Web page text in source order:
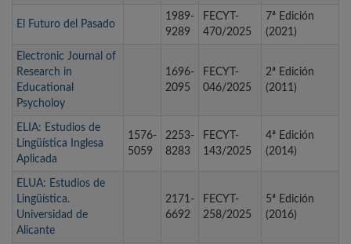
El Futuro del Pasado
1989-
9289
FECYT-
470/2025
7ª Edición
(2021)
Electronic Journal of
Research in
Educational
Psycholoy
1696-
2095
FECYT-
046/2025
2ª Edición
(2011)
ELIA: Estudios de
Lingüística Inglesa
Aplicada
1576-
5059
2253-
8283
FECYT-
143/2025
4ª Edición
(2014)
ELUA: Estudios de
Lingüística.
Universidad de
Alicante
2171-
6692
FECYT-
258/2025
5ª Edición
(2016)